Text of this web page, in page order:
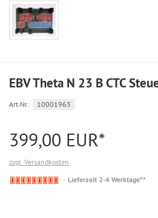
EBV Theta N 23 B CTC
Art.Nr.: 10001963
399,00 EUR*
zzgl. Versandkosten
Nicht
Lieferzeit 2-4 Werktage**